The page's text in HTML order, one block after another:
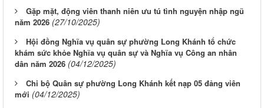
Gặp mặt, động viên thanh niên ưu tú tình nguyện nhập ngũ
năm 2026 (27/10/2025)
Hội đồng Nghĩa vụ quân sự phường Long Khánh tổ chức
khám sức khỏe Nghĩa vụ quân sự và Nghĩa vụ Công an nhân
dân năm 2026 (04/12/2025)
Chi bộ Quân sự phường Long Khánh kết nạp 05 đảng viên
mới (04/12/2025)